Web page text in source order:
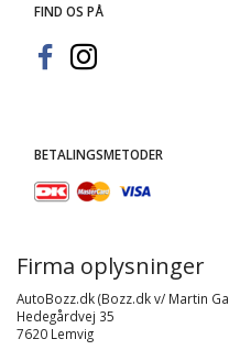
FIND OS PÅ
BETALINGSMETODER
Firma oplysninger
AutoBozz.dk (Bozz.dk v/ Martin
Hedegårdvej 35
7620 Lemvig